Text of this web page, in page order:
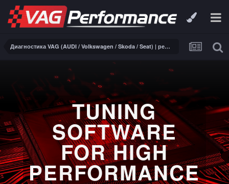
Диагностика VAG (AUDI / Volkswagen / Skoda / Seat) | ремонт электроники
TUNING
SOFTWARE
FOR HIGH
PERFORMANCE